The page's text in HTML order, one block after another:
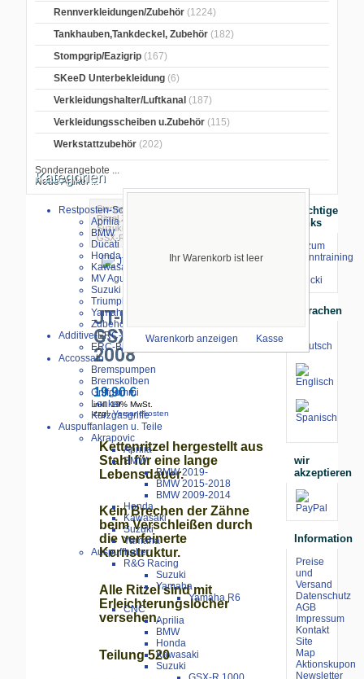
Rennverkleidungen/Zubehör (1224)
Tankhauben,Tankdeckel, Zubehör (182)
Stompgrip/Eazigrip (167)
SKeeD Unterbekleidung (6)
Verkleidungshalter/Luftkanal (187)
Verkleidungsscheiben u.Zubehör (115)
Werkstattzubehör (202)
Sonderangebote ...
Neue Artikel ...
Ihr Warenkorb ist leer
Warenkorb anzeigen Kasse
Kategorien
Restposten-Sonderverkauf
Aprilia
BMW
Ducati
Honda
Kawasaki
MV Agusta
Suzuki
Triumph
Yamaha
Zubehör
Additive-ERC-Bike
ERC-Bike Additive
Accossato
Bremspumpen
Bremskolben
Griffgummi
Lenker
Kurzgasgriffe
Auspuffanlagen u. Teile
Akrapovic
Aprilia
BMW
BMW 2019-
BMW 2015-2018
BMW 2009-2014
Honda
Kawasaki
Suzuki
Yamaha
Auspuffhalter
R&G Racing
Suzuki
Yamaha
Yamaha R6
CNC
Aprilia
BMW
Honda
Kawasaki
Suzuki
Startseite
Ritzel,Zubehör
Suzuki GSX-R 1000
GSX-R 1000/ 2001-2008
JT-Kettenritzel 520
GSX-R 1000/ 2001-
2008
19.90 €
inkl. 19% MwSt.
zzgl.Versandkosten
Kettenritzel hergestellt aus
Stahl für eine lange
Lebensdauer.
Kein Brechen der Zähne
beim Verschleißen durch
die verfeinerte
Kernstruktur.
Alle Ritzel sind mit
Erleichterungslöcher
versehen.
Teilung 520
Wichtige
Links
⇒ zum
Renntraining
Stecki
Sprachen
wir
akzeptieren
Information
Preise
und
Versand
Datenschutz
AGB
Impressum
Kontakt
Site
Map
Aktionskupon
Newsletter